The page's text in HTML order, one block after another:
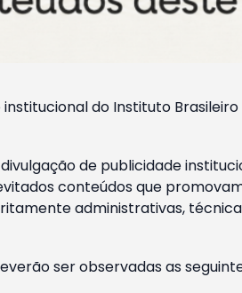
do Instituto
de publicidade
conteúdos que
administrativas,
ser observadas as